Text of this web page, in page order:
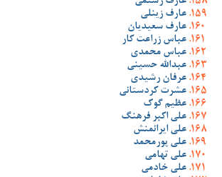
عارف زینلی
عارف سعیدیان
عباس زراعت کار
عباس محمدی
عبدالله حسینی
عرفان رشیدی
عشرت کردستانی
عظیم گوک
علی اکبر فرهنگ
علی ایرانمنش
علی پورمحمد
علی تهامی
علی خادمی